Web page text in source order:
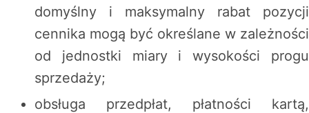
domyślny i maksymalny rabat pozycji
cennika mogą być określane w zależności
od jednostki miary i wysokości progu
sprzedaży;
obsługa przedpłat, płatności kartą,